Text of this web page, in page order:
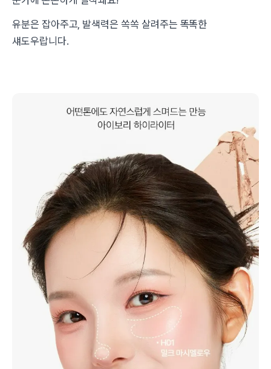
유분은 잡아주고, 발색력은 쏙쏙 살려주는 똑똑한
섀도우랍니다.